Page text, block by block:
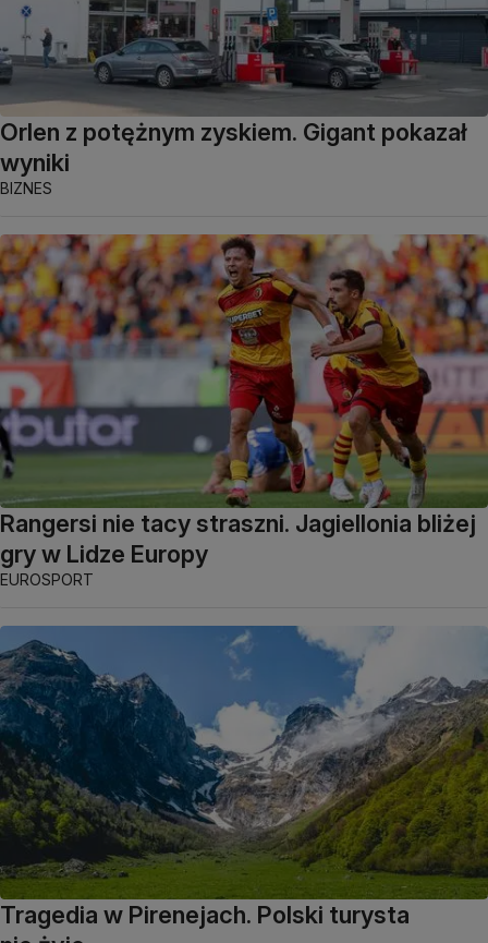
Orlen z potężnym zyskiem. Gigant pokazał
wyniki
BIZNES
Rangersi nie tacy straszni. Jagiellonia bliżej
gry w Lidze Europy
EUROSPORT
Tragedia w Pirenejach. Polski turysta